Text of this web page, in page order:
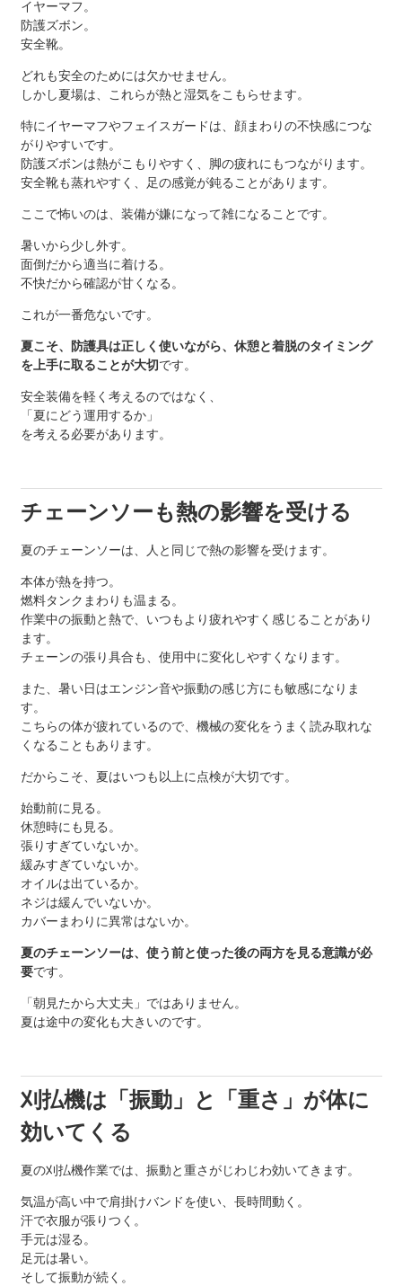
イヤーマフ。
防護ズボン。
安全靴。
どれも安全のためには欠かせません。
しかし夏場は、これらが熱と湿気をこもらせます。
特にイヤーマフやフェイスガードは、顔まわりの不快感につな
がりやすいです。
防護ズボンは熱がこもりやすく、脚の疲れにもつながります。
安全靴も蒸れやすく、足の感覚が鈍ることがあります。
ここで怖いのは、装備が嫌になって雑になることです。
暑いから少し外す。
面倒だから適当に着ける。
不快だから確認が甘くなる。
これが一番危ないです。
夏こそ、防護具は正しく使いながら、休憩と着脱のタイミング
を上手に取ることが大切です。
安全装備を軽く考えるのではなく、
「夏にどう運用するか」
を考える必要があります。
チェーンソーも熱の影響を受ける
夏のチェーンソーは、人と同じで熱の影響を受けます。
本体が熱を持つ。
燃料タンクまわりも温まる。
作業中の振動と熱で、いつもより疲れやすく感じることがあり
ます。
チェーンの張り具合も、使用中に変化しやすくなります。
また、暑い日はエンジン音や振動の感じ方にも敏感になりま
す。
こちらの体が疲れているので、機械の変化をうまく読み取れな
くなることもあります。
だからこそ、夏はいつも以上に点検が大切です。
始動前に見る。
休憩時にも見る。
張りすぎていないか。
緩みすぎていないか。
オイルは出ているか。
ネジは緩んでいないか。
カバーまわりに異常はないか。
夏のチェーンソーは、使う前と使った後の両方を見る意識が必
要です。
「朝見たから大丈夫」ではありません。
夏は途中の変化も大きいのです。
刈払機は「振動」と「重さ」が体に
効いてくる
夏の刈払機作業では、振動と重さがじわじわ効いてきます。
気温が高い中で肩掛けバンドを使い、長時間動く。
汗で衣服が張りつく。
手元は湿る。
足元は暑い。
そして振動が続く。